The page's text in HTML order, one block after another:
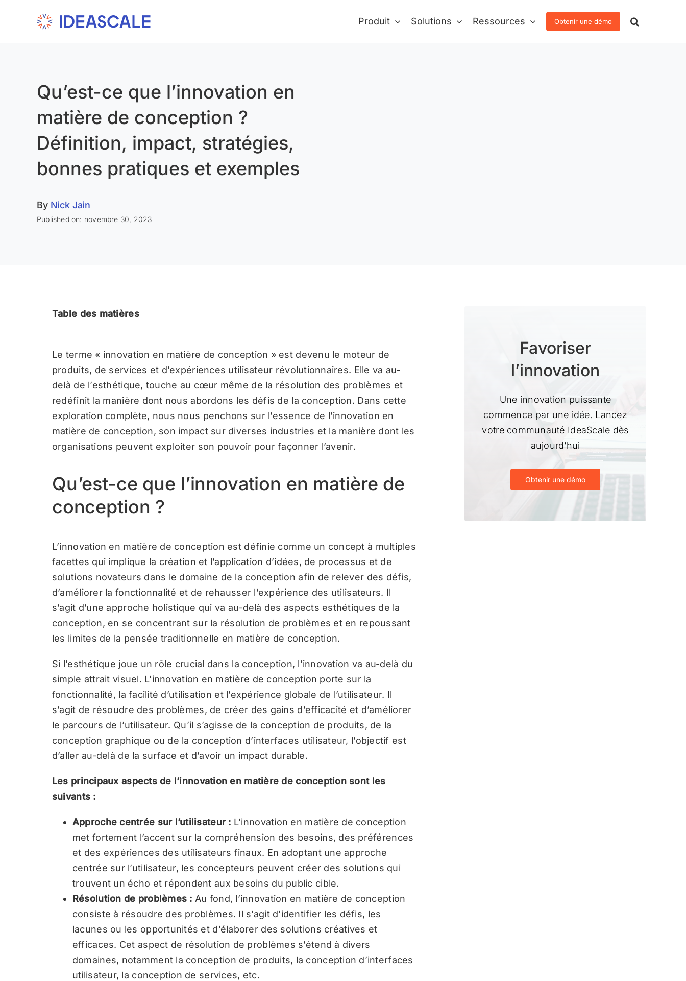
Produit Solutions Ressources Obtenir une démo
Qu’est-ce que l’innovation en
matière de conception ?
Définition, impact, stratégies,
bonnes pratiques et exemples
By Nick Jain
Published on: novembre 30, 2023
Table des matières
Le terme « innovation en matière de conception » est devenu le moteur de
produits, de services et d’expériences utilisateur révolutionnaires. Elle va au-
delà de l’esthétique, touche au cœur même de la résolution des problèmes et
redéfinit la manière dont nous abordons les défis de la conception. Dans cette
exploration complète, nous nous penchons sur l’essence de l’innovation en
matière de conception, son impact sur diverses industries et la manière dont les
organisations peuvent exploiter son pouvoir pour façonner l’avenir.
Qu’est-ce que l’innovation en matière de
conception ?
L’innovation en matière de conception est définie comme un concept à multiples
facettes qui implique la création et l’application d’idées, de processus et de
solutions novateurs dans le domaine de la conception afin de relever des défis,
d’améliorer la fonctionnalité et de rehausser l’expérience des utilisateurs. Il
s’agit d’une approche holistique qui va au-delà des aspects esthétiques de la
conception, en se concentrant sur la résolution de problèmes et en repoussant
les limites de la pensée traditionnelle en matière de conception.
Si l’esthétique joue un rôle crucial dans la conception, l’innovation va au-delà du
simple attrait visuel. L’innovation en matière de conception porte sur la
fonctionnalité, la facilité d’utilisation et l’expérience globale de l’utilisateur. Il
s’agit de résoudre des problèmes, de créer des gains d’efficacité et d’améliorer
le parcours de l’utilisateur. Qu’il s’agisse de la conception de produits, de la
conception graphique ou de la conception d’interfaces utilisateur, l’objectif est
d’aller au-delà de la surface et d’avoir un impact durable.
Les principaux aspects de l’innovation en matière de conception sont les
suivants :
Approche centrée sur l’utilisateur : L’innovation en matière de conception
met fortement l’accent sur la compréhension des besoins, des préférences
et des expériences des utilisateurs finaux. En adoptant une approche
centrée sur l’utilisateur, les concepteurs peuvent créer des solutions qui
trouvent un écho et répondent aux besoins du public cible.
Résolution de problèmes : Au fond, l’innovation en matière de conception
consiste à résoudre des problèmes. Il s’agit d’identifier les défis, les
lacunes ou les opportunités et d’élaborer des solutions créatives et
efficaces. Cet aspect de résolution de problèmes s’étend à divers
domaines, notamment la conception de produits, la conception d’interfaces
utilisateur, la conception de services, etc.
Favoriser
l’innovation
Une innovation puissante
commence par une idée. Lancez
votre communauté IdeaScale dès
aujourd’hui
Obtenir une démo